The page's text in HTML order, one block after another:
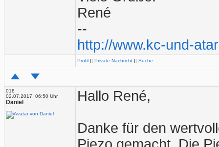
René
--
http://www.kc-und-
Profil || Private Nachricht || Suche
018
02.07.2017, 06:50 Uhr
Daniel Hallo René,
Danke für den